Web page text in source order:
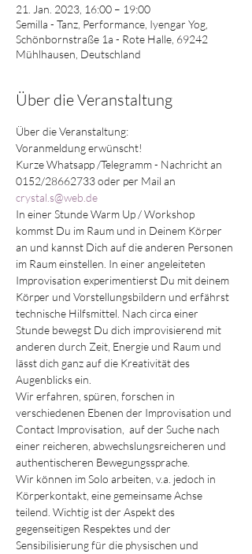
21. Jan. 2023, 16:00 – 19:00
Semilla - Tanz, Performance, Iyengar Yog,
Schönbornstraße 1a - Rote Halle, 69242
Mühlhausen, Deutschland
Über die Veranstaltung
Über die Veranstaltung:
Voranmeldung erwünscht!
Kurze Whatsapp /Telegramm - Nachricht an
0152/28662733 oder per Mail an
crystal.s@web.de
In einer Stunde Warm Up / Workshop
kommst Du im Raum und in Deinem Körper
an und kannst Dich auf die anderen Personen
im Raum einstellen. In einer angeleiteten
Improvisation experimentierst Du mit deinem
Körper und Vorstellungsbildern und erfährst
technische Hilfsmittel. Nach circa einer
Stunde bewegst Du dich improvisierend mit
anderen durch Zeit, Energie und Raum und
lässt dich ganz auf die Kreativität des
Augenblicks ein.
Wir erfahren, spüren, forschen in
verschiedenen Ebenen der Improvisation und
Contact Improvisation,  auf der Suche nach
einer reicheren, abwechslungsreicheren und
authentischeren Bewegungssprache.
Wir können im Solo arbeiten, v.a. jedoch in
Körperkontakt, eine gemeinsame Achse
teilend. Wichtig ist der Aspekt des
gegenseitigen Respektes und der
Sensibilisierung für die physischen und